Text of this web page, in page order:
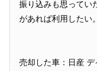
振り込みも思ってい
があれば利用したい。
売却した車：日産